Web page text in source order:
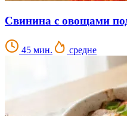
Свинина с овощами
45 мин. средне